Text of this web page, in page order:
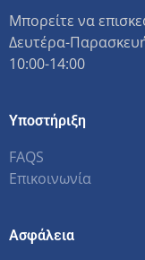
Μπορείτε να
Δευτέρα-
10:00-14:00
Υποστήριξη
FAQS
Επικοινωνία
Ασφάλεια